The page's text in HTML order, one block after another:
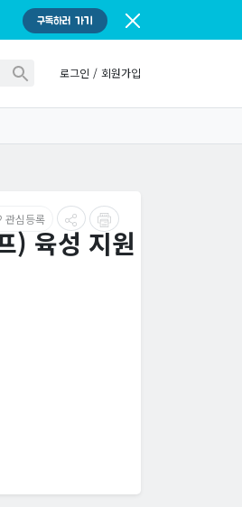
구독하러 가기
로그인 / 회원가입
관심등록
) 육성 지원